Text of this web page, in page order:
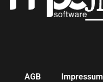
AGB Impressum